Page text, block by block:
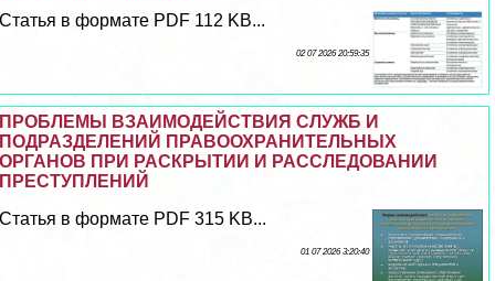
Статья в формате PDF 112 KB...
02 07 2026 20:59:35
ПРОБЛЕМЫ ВЗАИМОДЕЙСТВИЯ СЛУЖБ И
ПОДРАЗДЕЛЕНИЙ ПРАВООХРАНИТЕЛЬНЫХ
ОРГАНОВ ПРИ РАСКРЫТИИ И РАССЛЕДОВАНИИ
ПРЕСТУПЛЕНИЙ
Статья в формате PDF 315 KB...
01 07 2026 3:20:40